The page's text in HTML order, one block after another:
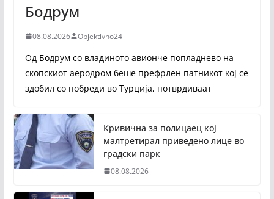
Бодрум
08.08.2026 Objektivno24
Од Бодрум со владиното авионче попладнево на
скопскиот аеродром беше префрлен патникот кој се
здобил со побреди во Турција, потврдиваат
Кривична за полицаец кој
малтретирал приведено лице во
градски парк
08.08.2026